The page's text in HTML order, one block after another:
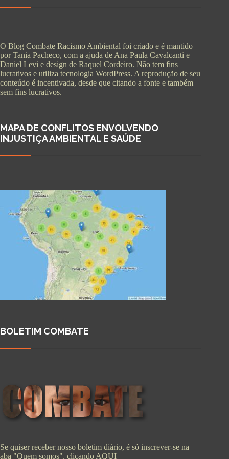
O Blog Combate Racismo Ambiental foi criado e é mantido
por Tania Pacheco, com a ajuda de Ana Paula Cavalcanti e
Daniel Levi e design de Raquel Cordeiro. Não tem fins
lucrativos e utiliza tecnologia WordPress. A reprodução de seu
conteúdo é incentivada, desde que citando a fonte e também
sem fins lucrativos.
MAPA DE CONFLITOS ENVOLVENDO
INJUSTIÇA AMBIENTAL E SAÚDE
BOLETIM COMBATE
Se quiser receber nosso boletim diário, é só inscrever-se na
aba "Quem somos", clicando AQUI